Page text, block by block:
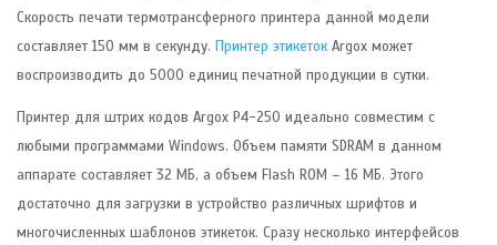
Скорость печати термотрансферного принтера данной модели
составляет 150 мм в секунду. Принтер этикеток Argox может
воспроизводить до 5000 единиц печатной продукции в сутки.
Принтер для штрих кодов Argox P4-250 идеально совместим с
любыми программами Windows. Объем памяти SDRAM в данном
аппарате составляет 32 МБ, а объем Flash ROM – 16 МБ. Этого
достаточно для загрузки в устройство различных шрифтов и
многочисленных шаблонов этикеток. Сразу несколько интерфейсов